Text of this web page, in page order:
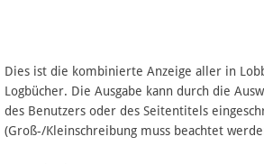
Artikel nach Kategorien
FAQ
Dies ist die kombinierte Anzeige aller in
Logbücher. Die Ausgabe kann durch die
des Benutzers oder des Seitentitels
(Groß-/Kleinschreibung muss beachtet